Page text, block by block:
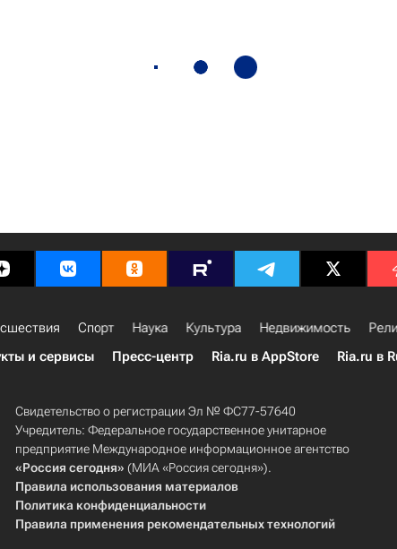
Спорт Наука Культура Недвижимость
и сервисы Пресс-центр Ria.ru в AppStore Ria.ru в
Свидетельство о регистрации Эл № ФС77-57640
Учредитель: Федеральное государственное унитарное
предприятие Международное информационное агентство
«Россия сегодня» (МИА «Россия сегодня»).
Правила использования материалов
Политика конфиденциальности
Правила применения рекомендательных технологий